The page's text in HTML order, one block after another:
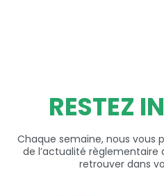
RESTEZ
Chaque semaine, nous vous
de l’actualité règlementaire
retrouver dans